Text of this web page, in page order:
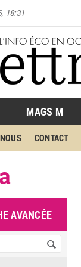
18:31
MAGS M
CONTACT
AVANCÉE